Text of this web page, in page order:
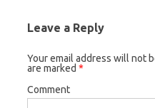
Leave a Reply
Your email address will not
are marked *
Comment